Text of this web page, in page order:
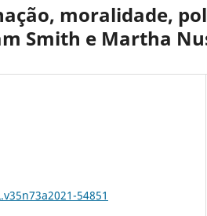
moralidade,
Smith e Martha
54851